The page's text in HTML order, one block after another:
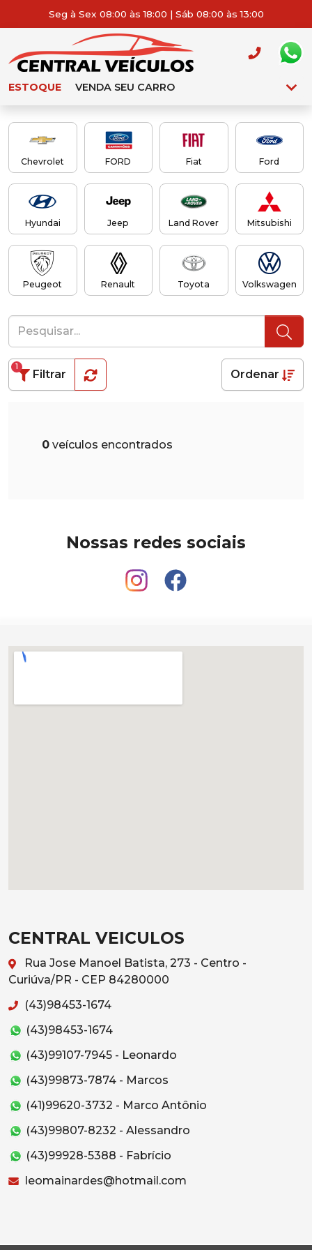
Seg à Sex 08:00 às 18:00 | Sáb 08:00 às 13:00
ESTOQUE VENDA SEU CARRO
Chevrolet FORD Fiat Ford
Hyundai Jeep Land Rover Mitsubishi
Peugeot Renault Toyota Volkswagen
Filtrar
1
Ordenar
0 veículos encontrados
Nossas redes sociais
CENTRAL VEICULOS
Rua Jose Manoel Batista, 273 - Centro -
Curiúva/PR - CEP 84280000
(43)98453-1674
(43)98453-1674
(43)99107-7945 - Leonardo
(43)99873-7874 - Marcos
(41)99620-3732 - Marco Antônio
(43)99807-8232 - Alessandro
(43)99928-5388 - Fabrício
leomainardes@hotmail.com